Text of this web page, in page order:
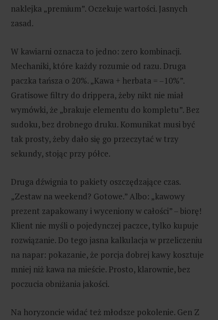
naklejka „premium”. Oczekuje wartości. Jasnych
zasad.
W kawiarni oznacza to jedno: zero kombinacji.
Mechaniki, które każdy rozumie od razu. Druga
paczka tańsza o 20%. „Kawa + herbata = –10%”.
Gratisowe filtry do drippera, żeby nikt nie miał
wymówki, że „brakuje elementu do kompletu”. Bez
sudoku, bez drobnego druku. Komunikat musi być
tak prosty, żeby dało się go przeczytać w trzy
sekundy, stojąc przy półce.
Druga dźwignia to pakiety oszczędzające czas.
„Zestaw na weekend? Gotowe.” Albo: „kawowy
prezent zapakowany i wyceniony w całości” – biorę!
Klient nie myśli o pojedynczej paczce, tylko kupuje
rozwiązanie. Do tego jasna kalkulacja w przeliczeniu
na napar: pokazanie, że porcja dobrej kawy kosztuje
mniej niż kawa na mieście. Prosto, klarownie, bez
poczucia obniżania jakości.
Na horyzoncie widać też młodsze pokolenie. Gen Z